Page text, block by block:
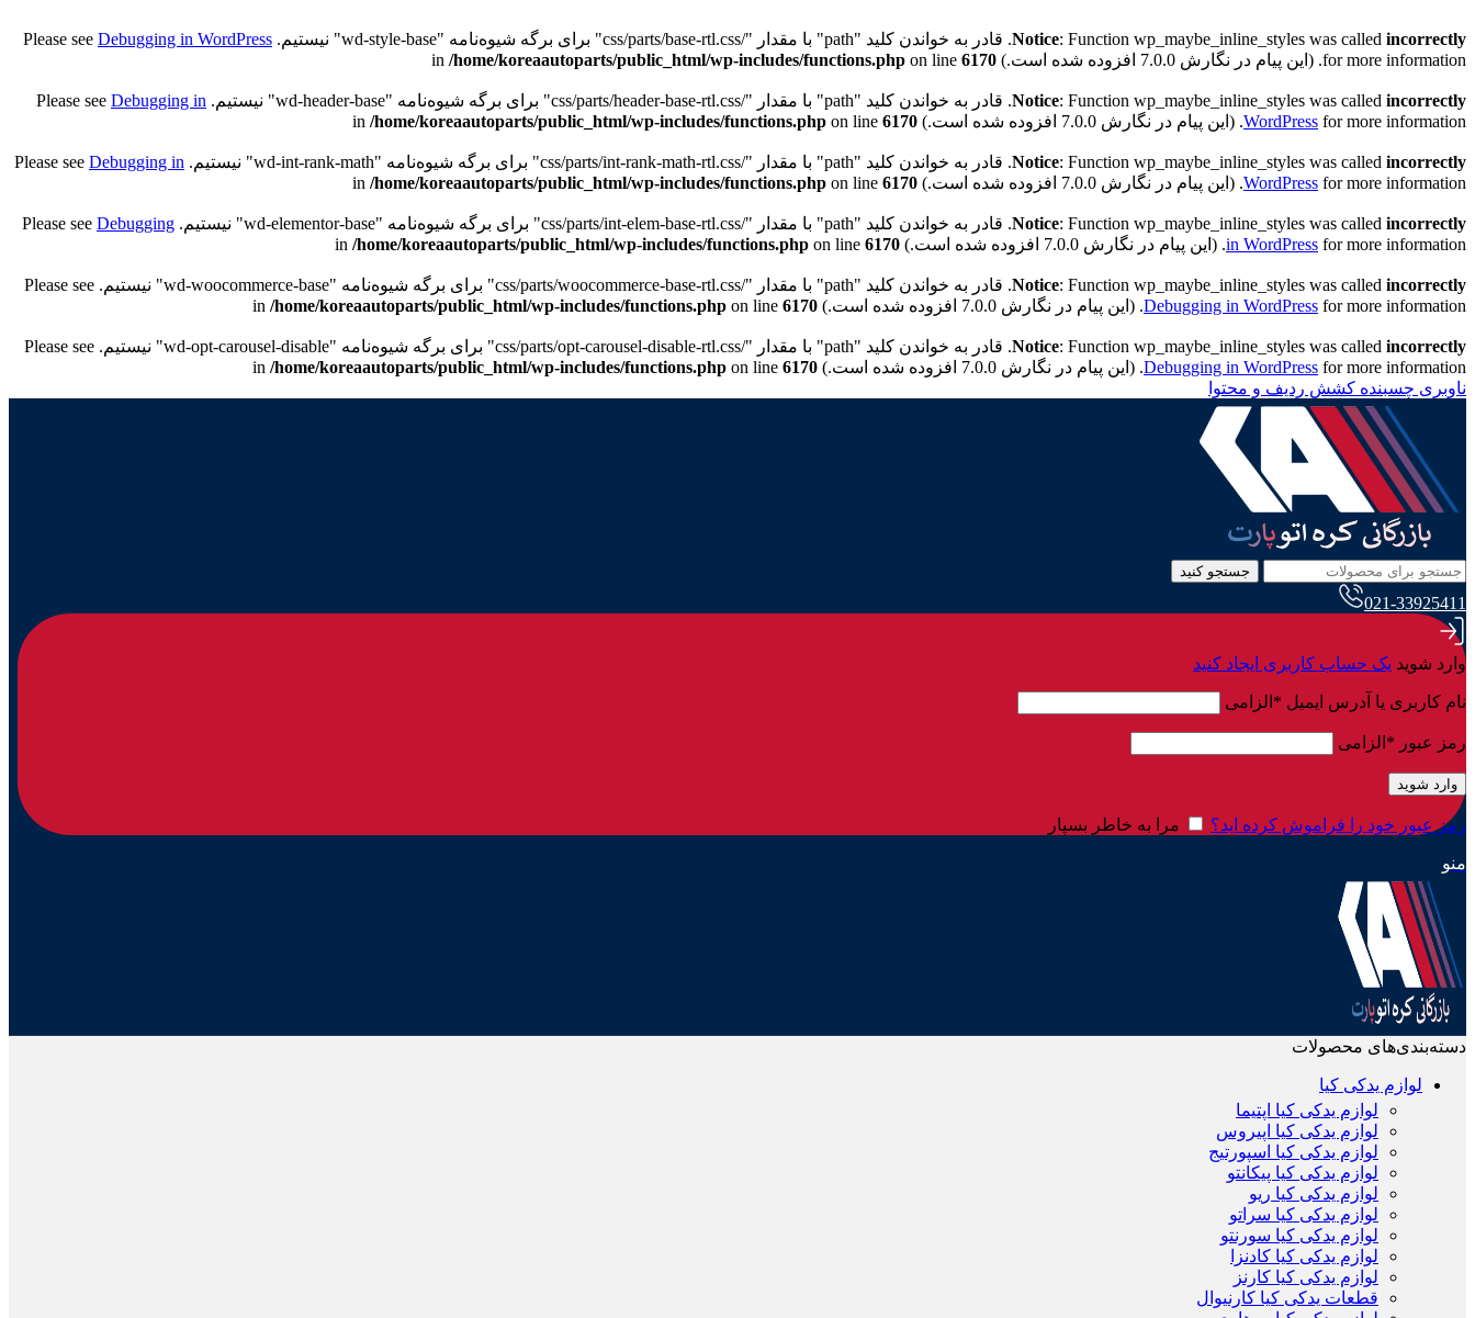
Notice: Function wp_maybe_inline_styles was called incorrectly . قادر به خواندن کلید "path" با مقدار "/css/parts/base-rtl.css" برای برگه شیوه‌نامه "wd-style-base" نیستیم. Please see
Debugging in WordPress
for more information. (این پیام در نگارش 7.0.0 افزوده شده است.) in
/home/koreaautoparts/public_html/wp-includes/functions.php on line 6170
Notice: Function wp_maybe_inline_styles was called incorrectly . قادر به خواندن کلید "path" با مقدار "/css/parts/header-base-rtl.css" برای برگه شیوه‌نامه "wd-header-base" نیستیم. Please see
Debugging in
WordPress for more information. (این پیام در نگارش 7.0.0 افزوده شده است.) in /home/koreaautoparts/public_html/wp-includes/functions.php on line 6170
Notice: Function wp_maybe_inline_styles was called incorrectly . قادر به خواندن کلید "path" با مقدار "/css/parts/int-rank-math-rtl.css" برای برگه شیوه‌نامه "wd-int-rank-math" نیستیم. Please see
Debugging in
WordPress for more information. (این پیام در نگارش 7.0.0 افزوده شده است.) in /home/koreaautoparts/public_html/wp-includes/functions.php on line 6170
Notice: Function wp_maybe_inline_styles was called incorrectly . قادر به خواندن کلید "path" با مقدار "/css/parts/int-elem-base-rtl.css" برای برگه شیوه‌نامه "wd-elementor-base" نیستیم. Please see
Debugging
in WordPress for more information. (این پیام در نگارش 7.0.0 افزوده شده است.) in /home/koreaautoparts/public_html/wp-includes/functions.php on line 6170
Notice: Function wp_maybe_inline_styles was called incorrectly
. قادر به خواندن کلید "path" با مقدار "/css/parts/woocommerce-base-rtl.css" برای برگه شیوه‌نامه "wd-woocommerce-base" نیستیم. Please see
Debugging in WordPress for more information. (این پیام در نگارش 7.0.0 افزوده شده است.) in /home/koreaautoparts/public_html/wp-includes/functions.php on line 6170
Notice: Function wp_maybe_inline_styles was called incorrectly
. قادر به خواندن کلید "path" با مقدار "/css/parts/opt-carousel-disable-rtl.css" برای برگه شیوه‌نامه "wd-opt-carousel-disable" نیستیم. Please see
Debugging in WordPress for more information. (این پیام در نگارش 7.0.0 افزوده شده است.) in /home/koreaautoparts/public_html/wp-includes/functions.php on line 6170
ناوبری چسبنده کشش ردیف و محتوا
جستجو کنید
021-33925411
وارد شوید یک حساب کاربری ایجاد کنید
نام کاربری یا آدرس ایمیل * الزامی
رمز عبور * الزامی
وارد شوید
رمز عبور خود را فراموش کرده اید؟ مرا به خاطر بسپار
منو
دسته‌بندی‌های محصولات
لوازم یدکی کیا
لوازم یدکی کیا اپتیما
لوازم یدکی کیا اپیروس
لوازم یدکی کیا اسپورتیج
لوازم یدکی کیا پیکانتو
لوازم یدکی کیا ریو
لوازم یدکی کیا سراتو
لوازم یدکی کیا سورنتو
لوازم یدکی کیا کادنزا
لوازم یدکی کیا کارنز
قطعات یدکی کیا کارنیوال